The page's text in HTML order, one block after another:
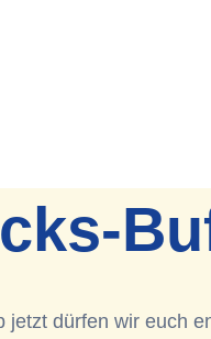
jetzt dürfen wir euch